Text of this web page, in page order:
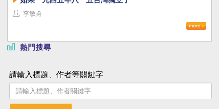
李敏勇
熱門搜尋
請輸入標題、作者等關鍵字